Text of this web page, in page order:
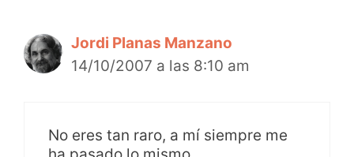
Jordi Planas Manzano
14/10/2007 a las 8:10 am
No eres tan raro, a mí siempre me